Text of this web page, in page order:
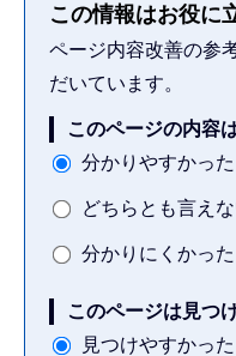
この情報はお役に
ページ内容改善の参
だいています。
このページの内容
分かりやすかった
どちらとも言え
分かりにくかった
このページは見つ
見つけやすかった